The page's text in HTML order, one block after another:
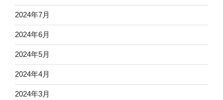
2024年7月
2024年6月
2024年5月
2024年4月
2024年3月